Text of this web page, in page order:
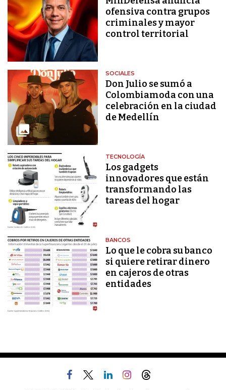
ofensiva contra grupos
criminales y mayor
control territorial
SOCIALES
Don Julio se sumó a
Colombiamoda con una
celebración en la ciudad
de Medellín
TECNOLOGÍA
Los gadgets
innovadores que están
transformando las
tareas del hogar
BANCOS
Lo que le cobra su banco
si quiere retirar dinero
en cajeros de otras
entidades